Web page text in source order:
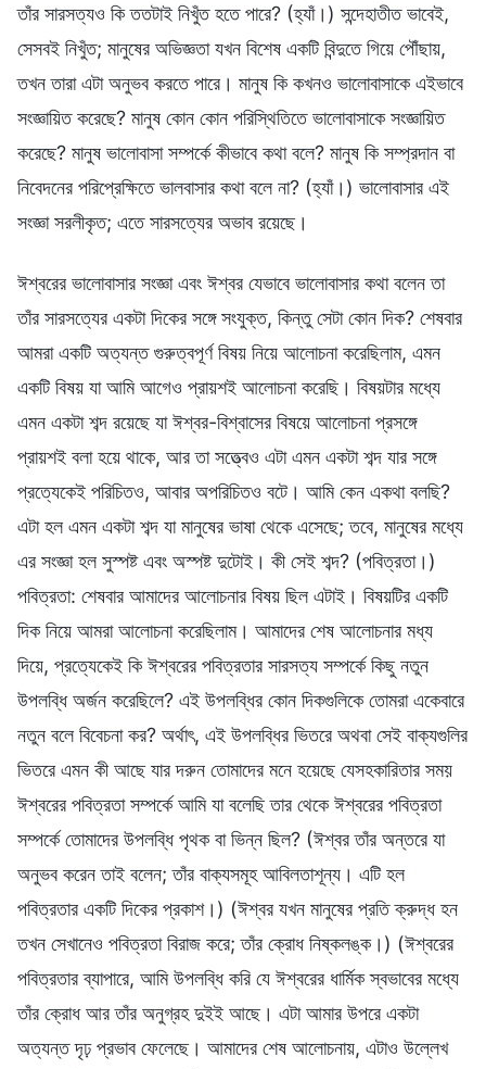
তাঁর সারসত্যও কি ততটাই নিখুঁত হতে পারে? (হ্যাঁ।) সন্দেহাতীত ভাবেই,
সেসবই নিখুঁত; মানুষের অভিজ্ঞতা যখন বিশেষ একটি বিন্দুতে গিয়ে পৌঁছায়,
তখন তারা এটা অনুভব করতে পারে। মানুষ কি কখনও ভালোবাসাকে এইভাবে
সংজ্ঞায়িত করেছে? মানুষ কোন কোন পরিস্থিতিতে ভালোবাসাকে সংজ্ঞায়িত
করেছে? মানুষ ভালোবাসা সম্পর্কে কীভাবে কথা বলে? মানুষ কি সম্প্রদান বা
নিবেদনের পরিপ্রেক্ষিতে ভালবাসার কথা বলে না? (হ্যাঁ।) ভালোবাসার এই
সংজ্ঞা সরলীকৃত; এতে সারসত্যের অভাব রয়েছে।
ঈশ্বরের ভালোবাসার সংজ্ঞা এবং ঈশ্বর যেভাবে ভালোবাসার কথা বলেন তা
তাঁর সারসত্যের একটা দিকের সঙ্গে সংযুক্ত, কিন্তু সেটা কোন দিক? শেষবার
আমরা একটি অত্যন্ত গুরুত্বপূর্ণ বিষয় নিয়ে আলোচনা করেছিলাম, এমন
একটি বিষয় যা আমি আগেও প্রায়শই আলোচনা করেছি। বিষয়টার মধ্যে
এমন একটা শব্দ রয়েছে যা ঈশ্বর-বিশ্বাসের বিষয়ে আলোচনা প্রসঙ্গে
প্রায়শই বলা হয়ে থাকে, আর তা সত্ত্বেও এটা এমন একটা শব্দ যার সঙ্গে
প্রত্যেকেই পরিচিতও, আবার অপরিচিতও বটে। আমি কেন একথা বলছি?
এটা হল এমন একটা শব্দ যা মানুষের ভাষা থেকে এসেছে; তবে, মানুষের মধ্যে
এর সংজ্ঞা হল সুস্পষ্ট এবং অস্পষ্ট দুটোই। কী সেই শব্দ? (পবিত্রতা।)
পবিত্রতা: শেষবার আমাদের আলোচনার বিষয় ছিল এটাই। বিষয়টির একটি
দিক নিয়ে আমরা আলোচনা করেছিলাম। আমাদের শেষ আলোচনার মধ্য
দিয়ে, প্রত্যেকেই কি ঈশ্বরের পবিত্রতার সারসত্য সম্পর্কে কিছু নতুন
উপলব্ধি অর্জন করেছিলে? এই উপলব্ধির কোন দিকগুলিকে তোমরা একেবারে
নতুন বলে বিবেচনা কর? অর্থাৎ, এই উপলব্ধির ভিতরে অথবা সেই বাক্যগুলির
ভিতরে এমন কী আছে যার দরুন তোমাদের মনে হয়েছে যেসহকারিতার সময়
ঈশ্বরের পবিত্রতা সম্পর্কে আমি যা বলেছি তার থেকে ঈশ্বরের পবিত্রতা
সম্পর্কে তোমাদের উপলব্ধি পৃথক বা ভিন্ন ছিল? (ঈশ্বর তাঁর অন্তরে যা
অনুভব করেন তাই বলেন; তাঁর বাক্যসমূহ আবিলতাশূন্য। এটি হল
পবিত্রতার একটি দিকের প্রকাশ।) (ঈশ্বর যখন মানুষের প্রতি ক্রুদ্ধ হন
তখন সেখানেও পবিত্রতা বিরাজ করে; তাঁর ক্রোধ নিষ্কলঙ্ক।) (ঈশ্বরের
পবিত্রতার ব্যাপারে, আমি উপলব্ধি করি যে ঈশ্বরের ধার্মিক স্বভাবের মধ্যে
তাঁর ক্রোধ আর তাঁর অনুগ্রহ দুইই আছে। এটা আমার উপরে একটা
অত্যন্ত দৃঢ় প্রভাব ফেলেছে। আমাদের শেষ আলোচনায়, এটাও উল্লেখ